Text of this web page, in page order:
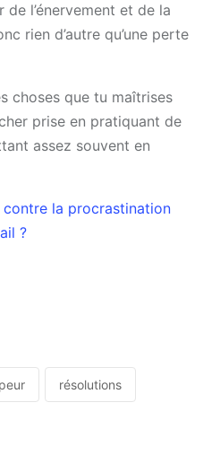
l’énervement et de la
rien d’autre qu’une perte
choses que tu maîtrises
prise en pratiquant de
assez souvent en
la procrastination
?
peur résolutions